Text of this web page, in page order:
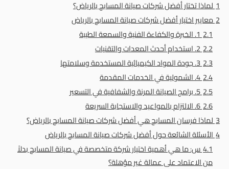
1لماذا تختار أفضل شركات صيانة المسابح بالرياض؟
2معايير اختيار أفضل شركات صيانة المسابح بالرياض
2.11. الخبرة والكفاءة الفنية والسمعة الطيبة
2.22. استخدام أحدث المعدات والتقنيات
2.33. جودة المواد الكيميائية المستخدمة وسلامتها
2.44. الشمولية في الخدمات المقدمة
2.55. برامج الصيانة المرنة والشفافية في التسعير
2.66. الالتزام بالمواعيد والاستجابة السريعة
3لماذا فرسان المسابح هي أفضل شركات صيانة المسابح بالرياض؟
4الأسئلة الشائعة حول أفضل شركات صيانة المسابح بالرياض
4.1س: ما هي أهمية اختيار شركة متخصصة في صيانة المسابح بدلاً
من الاعتماد على عمالة غير مؤهلة؟